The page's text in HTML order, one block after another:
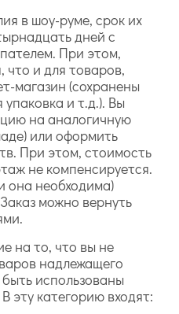
в шоу-руме, срок их
дней с
При этом,
что и для товаров,
магазин (сохранены
и т.д.). Вы
на аналогичную
или оформить
При этом, стоимость
не компенсируется.
она необходима)
можно вернуть
на то, что вы не
надлежащего
использованы
эту категорию входят: